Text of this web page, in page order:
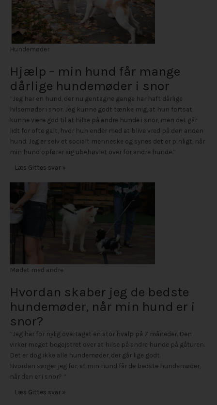
Hundemøder
Hjælp – min hund får mange
dårlige hundemøder i snor
”Jeg har en hund, der nu gentagne gange har haft dårlige
hilsemøder i snor. Jeg kunne godt tænke mig, at hun fortsat
kunne være god til at hilse på andre hunde i snor, men det går
lidt for ofte galt, hvor hun ender med at blive vred på den anden
hund. Jeg er selv et socialt menneske og synes det er pinligt, når
min hund opfører sig ubehøvlet over for andre hunde.”
Læs Gittes svar »
Mødet med andre
Hvordan skaber jeg de bedste
hundemøder, når min hund er i
snor?
”Jeg har for nylig overtaget en stor hvalp på 7 måneder. Den
virker meget begejstret over at hilse på andre hunde på gåturen.
Det er dog ikke alle hundemøder, der går lige godt.
Hvordan sørger jeg for, at min hund får de bedste hundemøder,
når den er i snor? ”
Læs Gittes svar »